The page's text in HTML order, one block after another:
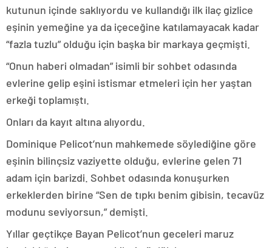
kutunun içinde saklıyordu ve kullandığı ilk ilaç gizlice
eşinin yemeğine ya da içeceğine katılamayacak kadar
“fazla tuzlu” olduğu için başka bir markaya geçmişti.
“Onun haberi olmadan” isimli bir sohbet odasında
evlerine gelip eşini istismar etmeleri için her yaştan
erkeği toplamıştı.
Onları da kayıt altına alıyordu.
Dominique Pelicot’nun mahkemede söylediğine göre
eşinin bilinçsiz vaziyette olduğu, evlerine gelen 71
adam için barizdi. Sohbet odasında konuşurken
erkeklerden birine “Sen de tıpkı benim gibisin, tecavüz
modunu seviyorsun,” demişti.
Yıllar geçtikçe Bayan Pelicot’nun geceleri maruz